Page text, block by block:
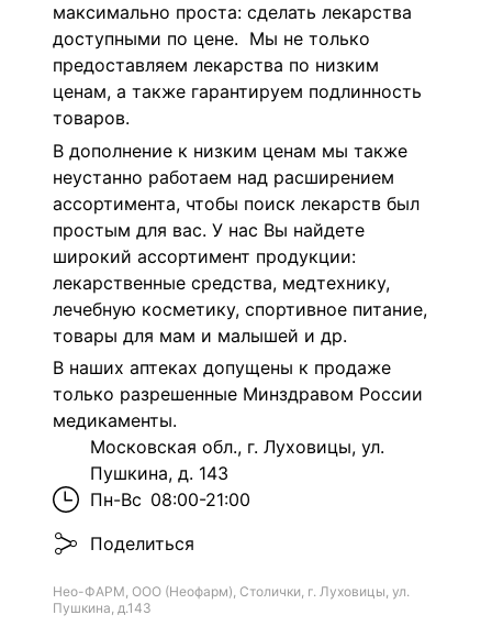
максимально проста: сделать лекарства
доступными по цене. Мы не только
предоставляем лекарства по низким
ценам, а также гарантируем подлинность
товаров.
В дополнение к низким ценам мы также
неустанно работаем над расширением
ассортимента, чтобы поиск лекарств был
простым для вас. У нас Вы найдете
широкий ассортимент продукции:
лекарственные средства, медтехнику,
лечебную косметику, спортивное питание,
товары для мам и малышей и др.
В наших аптеках допущены к продаже
только разрешенные Минздравом России
медикаменты.
Московская обл., г. Луховицы, ул.
Пушкина, д. 143
Пн-Вс 08:00-21:00
Поделиться
Нео-ФАРМ, ООО (Неофарм), Столички, г. Луховицы, ул.
Пушкина, д.143